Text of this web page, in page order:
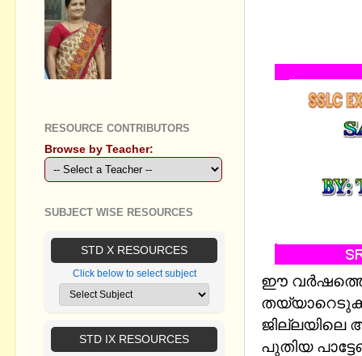
ഈ
ജില്ലയിലെ
പുതിയ
RESOURCE CONTRIBUTORS
Browse by Teacher:
SUBJECT WISE RESOURCES
STD X RESOURCES
Click below to select subject
STD IX RESOURCES